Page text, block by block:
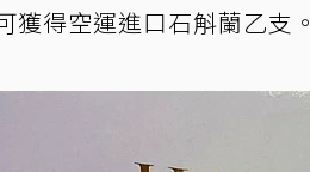
獲得空運進口石斛蘭乙支。